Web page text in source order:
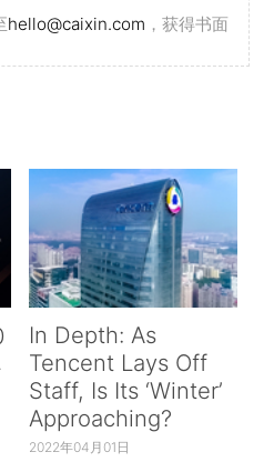
（204952例）、德国
（187685例）、墨西哥
157612例）、孟加拉国
87369例）20个国家累计
比亚（65813例）、比利
形势同样严峻。从不同区
情形势影响，美洲新增确
速上升态势，目前尚未达
峻。世界卫生组织6月3日
许多国家加速蔓延表示担
国家的成功经验和知识与
面、持续的抗疫措施。亚
hello@caixin.com ，获得书面
In Depth: As
Tencent Lays Off
Staff, Is Its ‘Winter’
Approaching?
2022年04月01日